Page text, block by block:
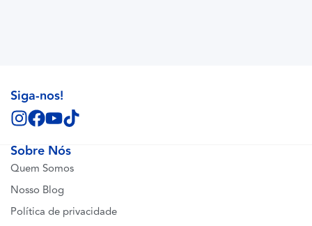
Sobre Nós
Quem Somos
Nosso Blog
Política de privacidade
Siga-nos!